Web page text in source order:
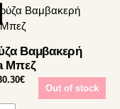
Out of stock
Βαμβακερή
Μπεζ
€Η
τρέχουσα